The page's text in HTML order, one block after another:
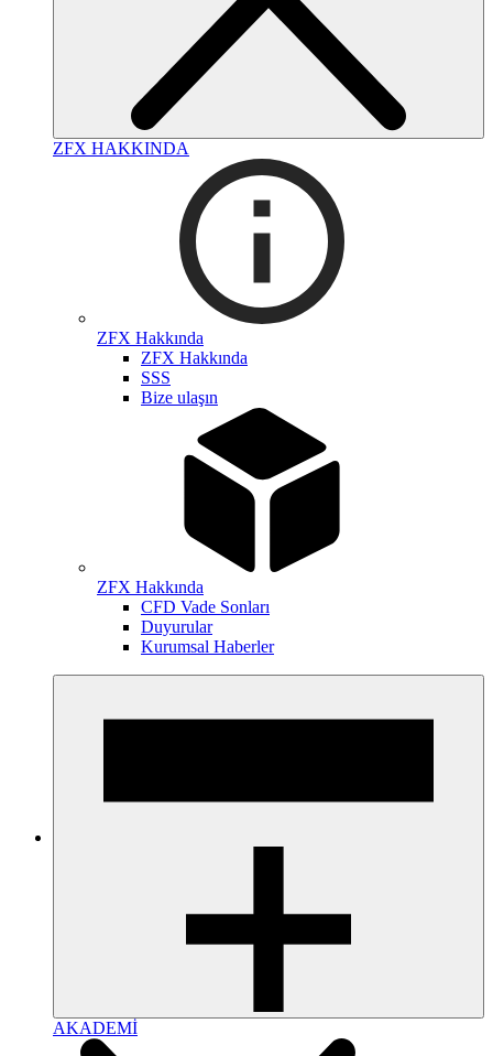
ZFX HAKKINDA
ZFX Hakkında
ZFX Hakkında
SSS
Bize ulaşın
ZFX Hakkında
CFD Vade Sonları
Duyurular
Kurumsal Haberler
AKADEMİ